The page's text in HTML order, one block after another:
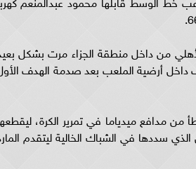
الأهلي من داخل منطقة الجزاء مرت بشكل
داخل أرضية الملعب بعد صدمة الهدف
تسجيل الهدف الثاني للأهلي في الدقيقة 75 بعد خطأ من مدافع ميدياما في تمرير الكرة،
سددها في الشباك الخالية ليتقدم